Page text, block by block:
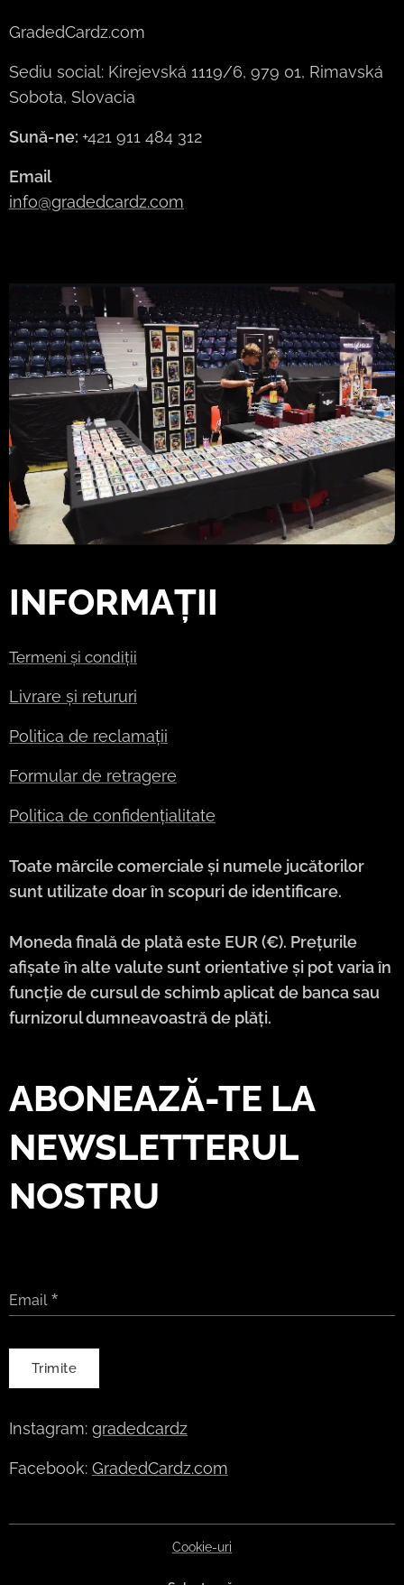
GradedCardz.com
Sediu social: Kirejevská 1119/6, 979 01, Rimavská
Sobota, Slovacia
Sună-ne: +421 911 484 312
Email
info@gradedcardz.com
INFORMAȚII
Termeni și condiții
Livrare și retururi
Politica de reclamații
Formular de retragere
Politica de confidențialitate
Toate mărcile comerciale și numele jucătorilor
sunt utilizate doar în scopuri de identificare.
Moneda finală de plată este EUR (€). Prețurile
afișate în alte valute sunt orientative și pot varia în
funcție de cursul de schimb aplicat de banca sau
furnizorul dumneavoastră de plăți.
ABONEAZĂ-TE LA
NEWSLETTERUL
NOSTRU
Email
Trimite
Instagram: gradedcardz
Facebook: GradedCardz.com
Cookie-uri